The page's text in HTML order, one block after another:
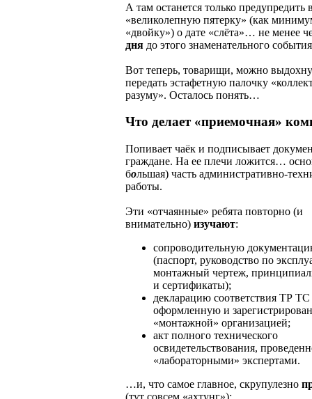
А там останется только предупредить
«великолепную пятерку» (как
«двойку») о дате «слёта»… не менее
дня до этого знаменательного
Вот теперь, товарищи, можно
передать эстафетную палочку
разуму». Осталось понять…
Что делает «приемочная»
Попивает чаёк и подписывает
граждане. На ее плечи ложится…
большая) часть административно-
работы.
Эти «отчаянные» ребята повторно (и
внимательно) изучают:
сопроводительную
(паспорт, руководство по
монтажный чертеж,
и сертификаты);
декларацию соответствия ТР ТС
оформленную и
«монтажной» организацией;
акт полного технического
освидетельствования,
«лабораторными» экспертами.
…и, что самое главное, скрупулезно